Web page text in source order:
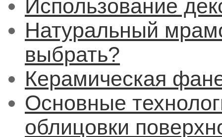
Использование
Натуральный
выбрать?
Керамическая
Основные
облицовки